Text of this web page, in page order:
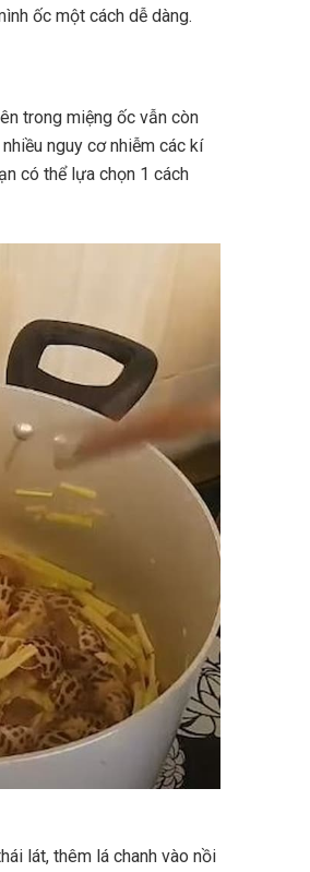
ốc một cách dễ dàng.
trong miệng ốc vẫn còn
nguy cơ nhiễm các kí
có thể lựa chọn 1 cách
lát, thêm lá chanh vào nồi